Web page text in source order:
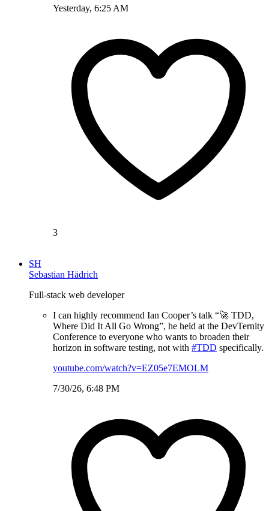
Yesterday, 6:25 AM
3
SH
Sebastian Hädrich
Full-stack web developer
I can highly recommend Ian Cooper’s talk “🚀 TDD,
Where Did It All Go Wrong”, he held at the DevTernity
Conference to everyone who wants to broaden their
horizon in software testing, not with #TDD specifically.
youtube.com/watch?v=EZ05e7EMOLM
7/30/26, 6:48 PM